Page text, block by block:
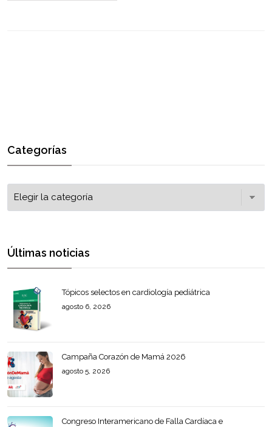
Categorías
Últimas noticias
Tópicos selectos en cardiología pediátrica
agosto 6, 2026
Campaña Corazón de Mamá 2026
agosto 5, 2026
Congreso Interamericano de Falla Cardíaca e